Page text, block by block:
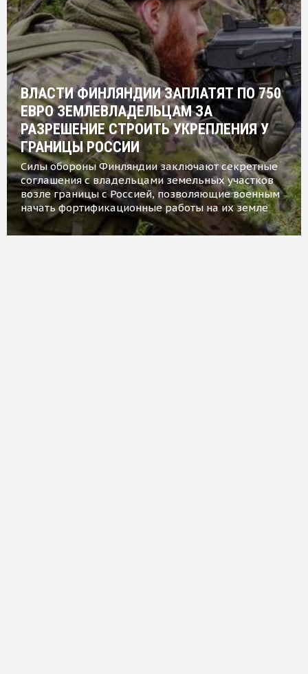
ВЛАСТИ ФИНЛЯНДИИ ЗАПЛАТЯТ ПО 750
ЕВРО ЗЕМЛЕВЛАДЕЛЬЦАМ ЗА
РАЗРЕШЕНИЕ СТРОИТЬ УКРЕПЛЕНИЯ У
ГРАНИЦЫ РОССИИ
Силы обороны Финляндии заключают секретные
соглашения с владельцами земельных участков
возле границы с Россией, позволяющие военным
начать фортификационные работы на их земле